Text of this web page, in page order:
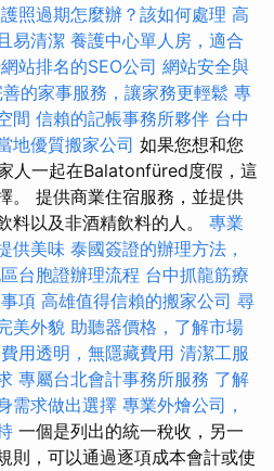
護照過期怎麼辦？該如何處理 高
易清潔 養護中心單人房，適合
站排名的SEO公司 網站安全與
善的家事服務，讓家務更輕鬆 專
間 信賴的記帳事務所夥伴 台中
地優質搬家公司 如果您想和您
人一起在Balatonfüred度假，這
。 提供商業住宿服務，並提供
料以及非酒精飲料的人。 專業
供美味 泰國簽證的辦理方法，
台胞證辦理流程 台中抓龍筋療
項 高雄值得信賴的搬家公司 尋
美外貌 助聽器價格，了解市場
用透明，無隱藏費用 清潔工服
專屬台北會計事務所服務 了解
需求做出選擇 專業外燴公司，
一個是列出的統一稅收，另一
則，可以通過逐項成本會計或使